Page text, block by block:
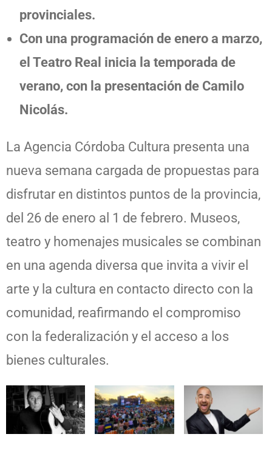
provinciales.
Con una programación de enero a marzo,
el Teatro Real inicia la temporada de
verano, con la presentación de Camilo
Nicolás.
La Agencia Córdoba Cultura presenta una
nueva semana cargada de propuestas para
disfrutar en distintos puntos de la provincia,
del 26 de enero al 1 de febrero. Museos,
teatro y homenajes musicales se combinan
en una agenda diversa que invita a vivir el
arte y la cultura en contacto directo con la
comunidad, reafirmando el compromiso
con la federalización y el acceso a los
bienes culturales.